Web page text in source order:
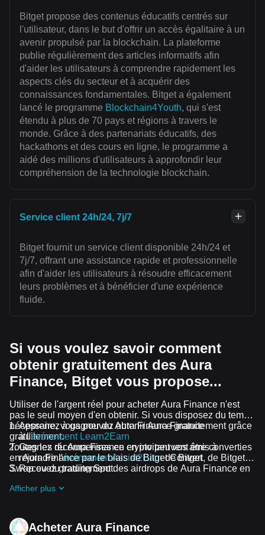
Bitget propose des contenus éducatifs centrés sur
l'utilisateur, dans le but d'offrir un accès égalitaire à un
avenir propulsé par la blockchain. La plateforme
publie régulièrement des articles informatifs afin
d'aider les utilisateurs à comprendre rapidement les
aspects clés du secteur et à acquérir des
connaissances fondamentales. Bitget a également
lancé le programme Blockchain4Youth, qui s'est
étendu à plus de 70 pays et régions à travers le
monde. Grâce à des partenariats éducatifs, des
hackathons et des cours en ligne, le programme a
aidé des millions d'utilisateurs à approfondir leur
compréhension de la technologie blockchain.
Service client 24h/24, 7j/7
Bitget fournit un service client disponible 24h/24 et
7j/7, offrant une assistance rapide et professionnelle
afin d'aider les utilisateurs à résoudre efficacement
leurs problèmes et à bénéficier d'une expérience
fluide.
Si vous voulez savoir comment
obtenir gratuitement des Aura
Finance, Bitget vous propose...
Utiliser de l'argent réel pour acheter Aura Finance n'est
pas le seul moyen d'en obtenir. Si vous disposez du temps
nécessaire, vous pouvez obtenir Aura Finance
gratuitement.
Apprenez à gagner du Aura Finance gratuitement grâce
à l'événement Learn2Earn
Gagnez du Aura Finance en invitant vos amis à
rejoindre l'événement Assist2Earnde Bitget
Recevez gratuitement des airdrops de Aura Finance en
Toutes les récompenses en crypto peuvent être converties
en Aura Finance par le biais de Bitget Convert, de Bitget
Swap ou du trading Spot.
Afficher plus
Acheter Aura Finance